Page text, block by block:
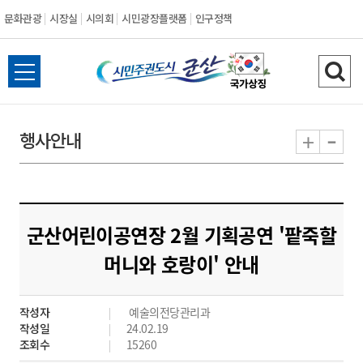
문화관광 시장실 시의회 시민광장플랫폼 인구정책
시
민
도
시
군
산
전
체
뉴
열
검
색
기
행사안내 + -
군산어린이공연장 2월 기획공연 '팥죽할
머니와 호랑이' 안내
작성자
예술의전당관리과
작성일
24.02.19
조회수
15260